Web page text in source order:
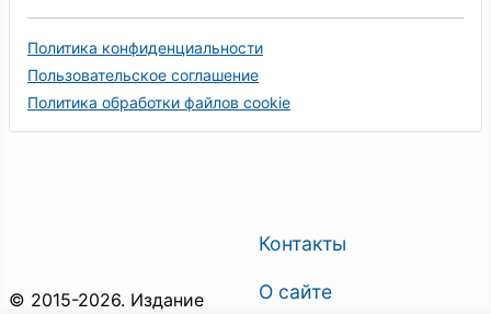
Политика конфиденциальности
Пользовательское соглашение
Политика обработки файлов cookie
© 2015-2026. Издание
Контакты
О сайте